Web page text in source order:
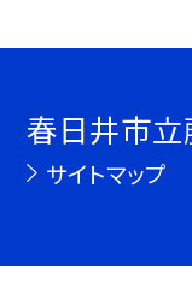
春日井市
サイトマップ